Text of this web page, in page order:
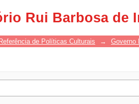
Rui Barbosa de
de Políticas Culturais → Governo